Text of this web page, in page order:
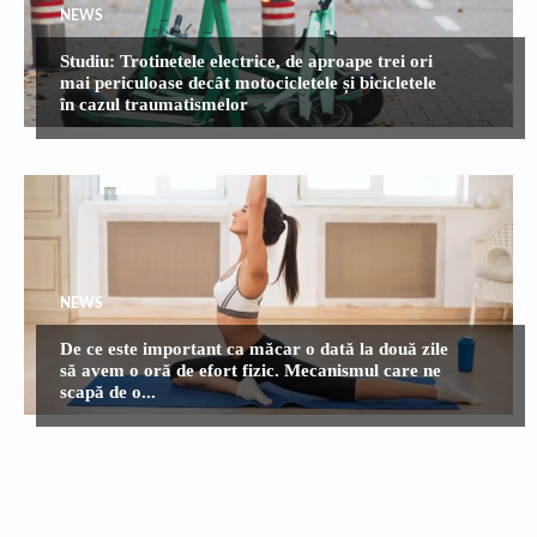
NEWS
Studiu: Trotinetele electrice, de aproape trei ori
mai periculoase decât motocicletele și bicicletele
în cazul traumatismelor
NEWS
De ce este important ca măcar o dată la două zile
să avem o oră de efort fizic. Mecanismul care ne
scapă de o...